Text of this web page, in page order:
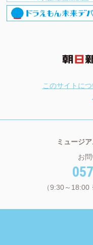
このサイトにつ
ミュージ
お
（9:30～